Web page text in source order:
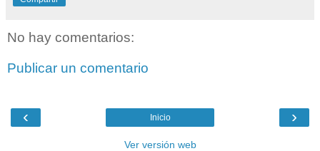
No hay comentarios:
Publicar un comentario
‹ ›
Inicio
Ver versión web